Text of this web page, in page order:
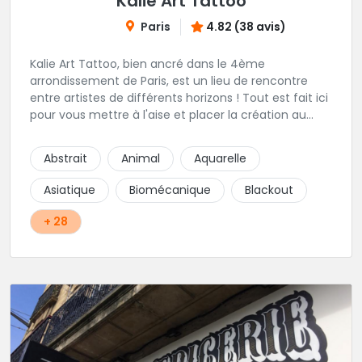
Paris 4.82 (38 avis)
Kalie Art Tattoo, bien ancré dans le 4ème
arrondissement de Paris, est un lieu de rencontre
entre artistes de différents horizons ! Tout est fait ici
pour vous mettre à l'aise et placer la création au
Abstrait
Animal
Aquarelle
Asiatique
Biomécanique
Blackout
+ 28